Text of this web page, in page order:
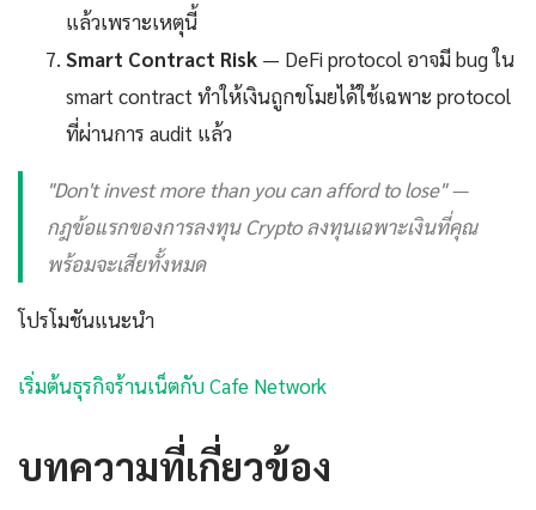
แล้วเพราะเหตุนี้
Smart Contract Risk — DeFi protocol อาจมี bug ใน
smart contract ทำให้เงินถูกขโมยได้ใช้เฉพาะ protocol
ที่ผ่านการ audit แล้ว
"Don't invest more than you can afford to lose" —
กฎข้อแรกของการลงทุน Crypto ลงทุนเฉพาะเงินที่คุณ
พร้อมจะเสียทั้งหมด
โปรโมชันแนะนำ
เริ่มต้นธุรกิจร้านเน็ตกับ Cafe Network
บทความที่เกี่ยวข้อง